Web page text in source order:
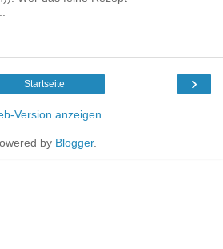
›
Startseite
Version anzeigen
by Blogger.